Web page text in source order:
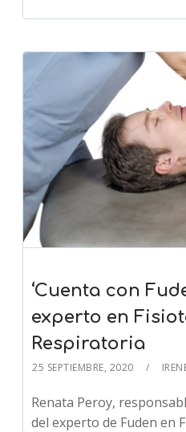
‘Cuenta con
experto en
Respiratoria
25 SEPTIEMBRE, 2020
Renata Peroy,
del experto de Fuden en